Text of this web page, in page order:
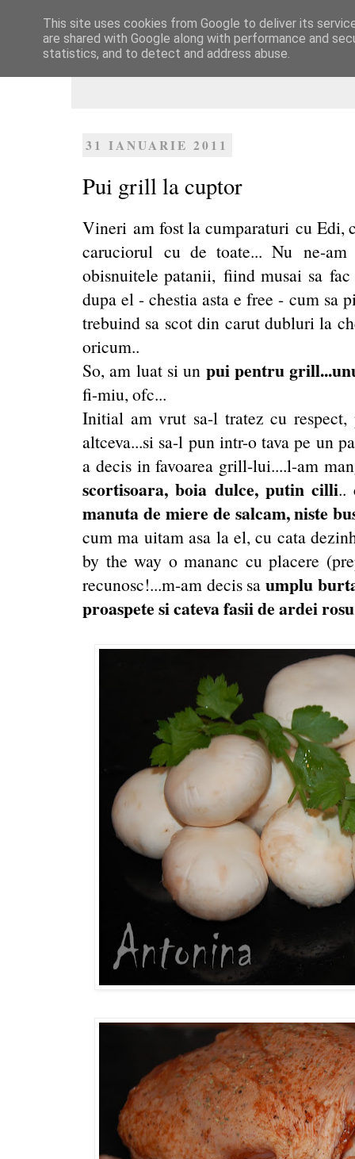
Dulcegarii culinare
31 IANUARIE 2011
Pui grill la cuptor
Vineri am fost la cumparaturi cu Edi,
caruciorul cu de toate... Nu ne-
obisnuitele patanii, fiind musai sa
dupa el - chestia asta e free - cum sa
trebuind sa scot din carut dubluri la
oricum..
So, am luat si un pui pentru
fi-miu, ofc...
Initial am vrut sa-l tratez cu
altceva...si sa-l pun intr-o tava pe un
a decis in favoarea grill-lui....l-am
scortisoara, boia dulce, putin cilli..
manuta de miere de salcam, niste
cum ma uitam asa la el, cu cata
by the way o mananc cu placere
recunosc!...m-am decis sa umplu
proaspete si cateva fasii de ardei rosu
This site uses cookies from Google to deliver its
are shared with Google along with performance and
statistics, and to detect and address abuse.